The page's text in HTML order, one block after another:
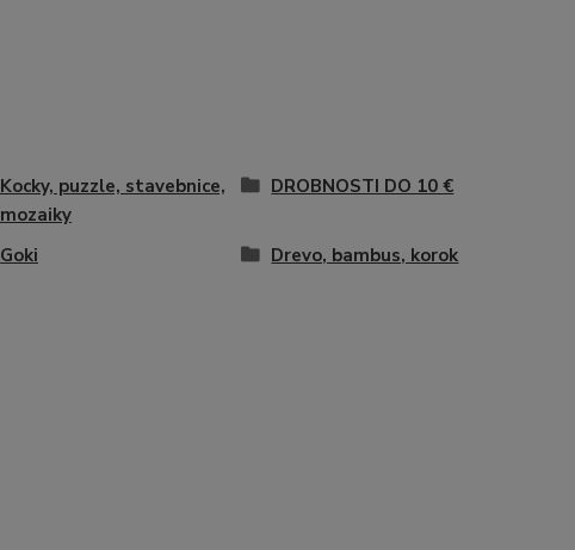
Kocky, puzzle, stavebnice,
mozaiky
DROBNOSTI DO 10 €
Goki Drevo, bambus, korok